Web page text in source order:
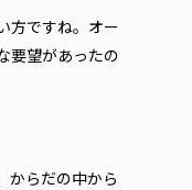
方ですね。オー
要望があったの
からだの中から